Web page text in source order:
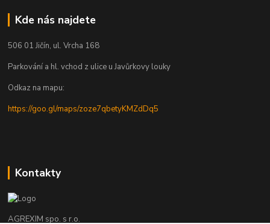
Kde nás najdete
506 01 Jičín, ul. Vrcha 168
Parkování a hl. vchod z ulice u Javůrkovy louky
Odkaz na mapu:
https://goo.gl/maps/zoze7qbetyKMZdDq5
Kontakty
AGREXIM spo. s r.o.